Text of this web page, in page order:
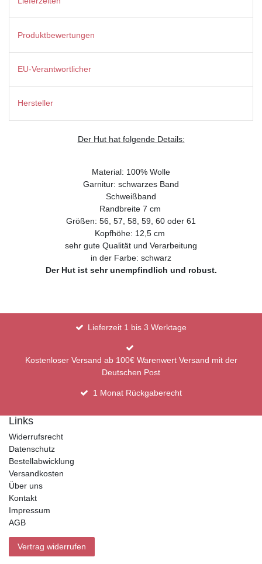
Produktbewertungen
EU-Verantwortlicher
Hersteller
Der Hut hat folgende Details:
Material: 100% Wolle
Garnitur: schwarzes Band
Schweißband
Randbreite 7 cm
Größen: 56, 57, 58, 59, 60 oder 61
Kopfhöhe: 12,5 cm
sehr gute Qualität und Verarbeitung
in der Farbe: schwarz
Der Hut ist sehr unempfindlich und robust.
Lieferzeit 1 bis 3 Werktage
Kostenloser Versand ab 100€ Warenwert Versand mit der
Deutschen Post
1 Monat Rückgaberecht
Links
Widerrufsrecht
Datenschutz
Bestellabwicklung
Versandkosten
Über uns
Kontakt
Impressum
AGB
Vertrag widerrufen